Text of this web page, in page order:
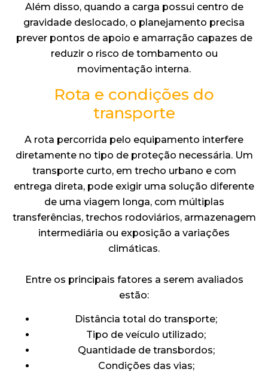
Além disso, quando a carga possui centro de
gravidade deslocado, o planejamento precisa
prever pontos de apoio e amarração capazes de
reduzir o risco de tombamento ou
movimentação interna.
Rota e condições do
transporte
A rota percorrida pelo equipamento interfere
diretamente no tipo de proteção necessária. Um
transporte curto, em trecho urbano e com
entrega direta, pode exigir uma solução diferente
de uma viagem longa, com múltiplas
transferências, trechos rodoviários, armazenagem
intermediária ou exposição a variações
climáticas.
Entre os principais fatores a serem avaliados
estão:
Distância total do transporte;
Tipo de veículo utilizado;
Quantidade de transbordos;
Condições das vias;